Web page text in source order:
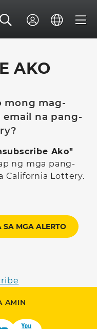
AKO
mong mag-
na pang-
Ako"
ng mga pang-
California Lottery.
SA MGA ALERTO
AMIN